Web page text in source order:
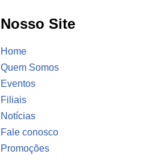
Nosso Site
Home
Quem Somos
Eventos
Filiais
Notícias
Fale conosco
Promoções